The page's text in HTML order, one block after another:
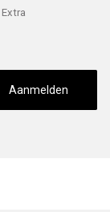
Aanmelden